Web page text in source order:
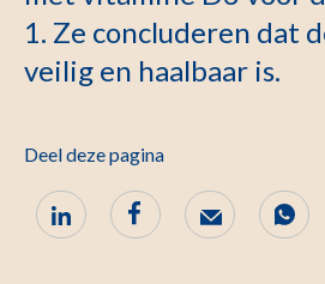
1. Ze concluderen dat
veilig en haalbaar is.
Deel deze pagina